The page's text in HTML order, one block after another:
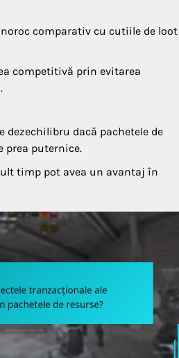
comparativ cu cutiile de loot
competitivă prin evitarea
dezechilibru dacă pachetele de
prea puternice.
timp pot avea un avantaj în